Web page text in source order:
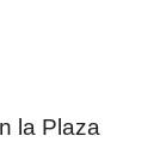
la Plaza